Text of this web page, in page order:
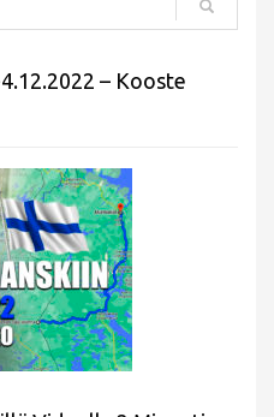
– Kooste